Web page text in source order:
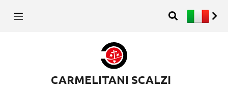
CARMELITANI SCALZI